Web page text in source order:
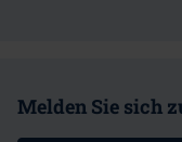
Melden Sie sich